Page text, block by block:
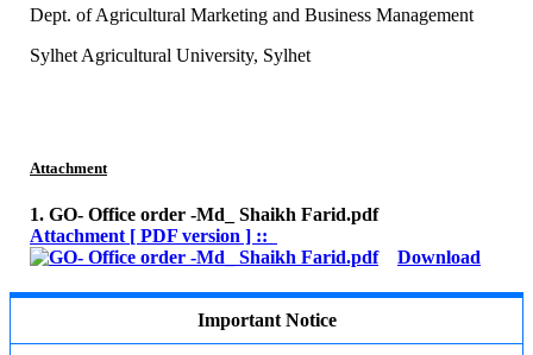
Dept. of Agricultural Marketing and Business Management
Sylhet Agricultural University, Sylhet
Attachment
1. GO- Office order -Md_ Shaikh Farid.pdf
Attachment [ PDF version ] ::
Download
Important Notice